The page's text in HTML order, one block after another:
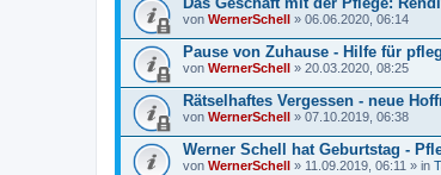
von WernerSchell » 06.06.2020, 06:14
Pause von Zuhause - Hilfe für
von WernerSchell » 20.03.2020, 08:25
Rätselhaftes Vergessen - neue
von WernerSchell » 07.10.2019, 06:38
Werner Schell hat Geburtstag -
von WernerSchell » 11.09.2019, 06:11 » in